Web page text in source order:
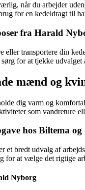
når du arbejder
for en kedeldragt til
fra Harald
eller transportere din
sørg for at tjekke
mænd og
dig varm og
som vandreture
hos Biltema og
et bredt udvalg af
for at vælge det rigtige
Nyborg